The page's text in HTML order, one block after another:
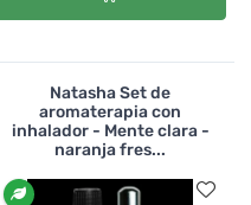
Natasha Set de
aromaterapia con
inhalador - Mente clara -
naranja fres...